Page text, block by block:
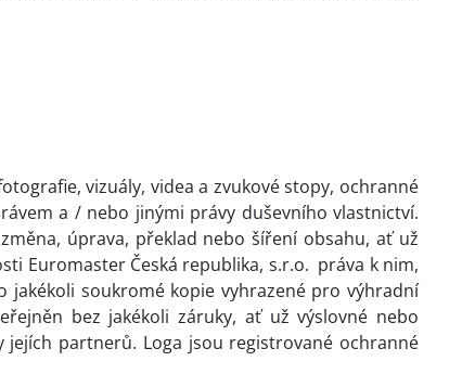
vizuály, videa a zvukové stopy, ochranné
a / nebo jinými právy duševního vlastnictví.
úprava, překlad nebo šíření obsahu, ať už
Euromaster Česká republika, s.r.o. práva k nim,
jakékoli soukromé kopie vyhrazené pro výhradní
bez jakékoli záruky, ať už výslovné nebo
partnerů. Loga jsou registrované ochranné